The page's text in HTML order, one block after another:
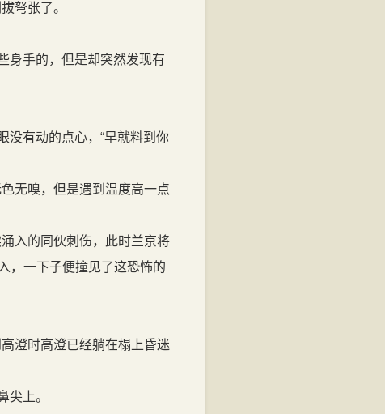
弩张了。
身手的，但是却突然发现有
有动的点心，“早就料到你
无嗅，但是遇到温度高一点
入的同伙刺伤，此时兰京将
，一下子便撞见了这恐怖的
澄时高澄已经躺在榻上昏迷
尖上。